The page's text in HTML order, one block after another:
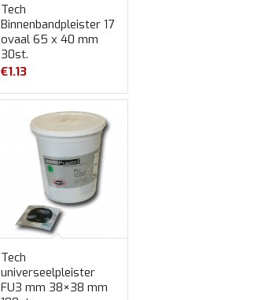
Tech
Binnenbandpleister 17
ovaal 65 x 40 mm
30st.
€1.13
Tech
universeelpleister
FU3 mm 38×38 mm